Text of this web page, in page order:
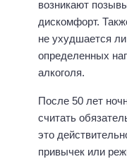
возникают
дискомфорт.
не ухудшается
определенных
алкоголя.
После 50 лет
считать
это
привычек или